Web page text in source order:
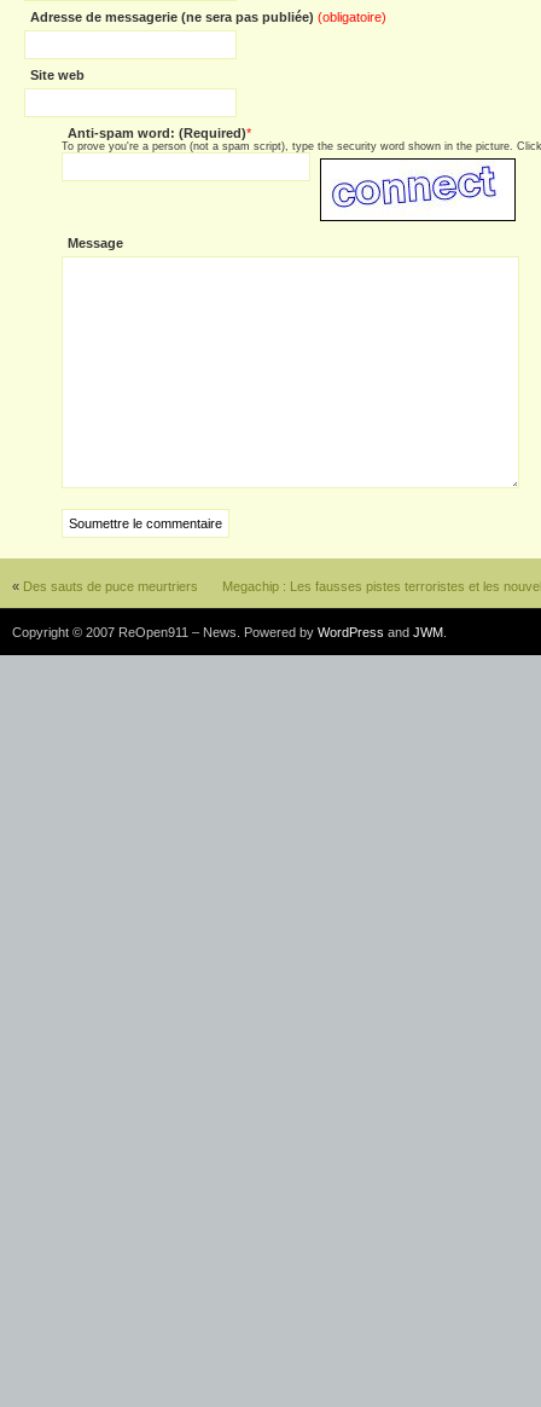
Adresse de messagerie (ne sera pas publiée) (obligatoire)
Site web
Anti-spam word: (Required)*
To prove you're a person (not a spam script), type the security word shown in the picture.
Message
« Des sauts de puce meurtriers Megachip : Les fausses pistes terroristes et les
Copyright © 2007 ReOpen911 – News. Powered by WordPress and JWM